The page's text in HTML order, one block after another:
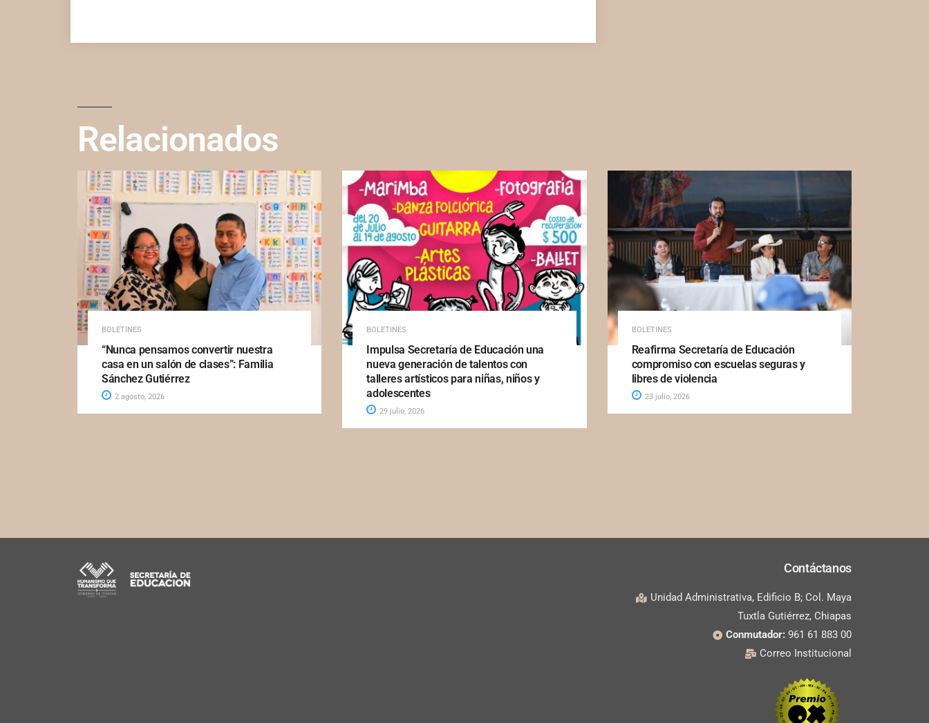
Relacionados
BOLETINES
“Nunca pensamos convertir nuestra
casa en un salón de clases”: Familia
Sánchez Gutiérrez
2 agosto, 2026
BOLETINES
Impulsa Secretaría de Educación una
nueva generación de talentos con
talleres artísticos para niñas, niños y
adolescentes
29 julio, 2026
BOLETINES
Reafirma Secretaría de Educación
compromiso con escuelas seguras y
libres de violencia
23 julio, 2026
Contáctanos
Unidad Administrativa, Edificio B; Col. Maya
Tuxtla Gutiérrez, Chiapas
Conmutador: 961 61 883 00
Correo Institucional